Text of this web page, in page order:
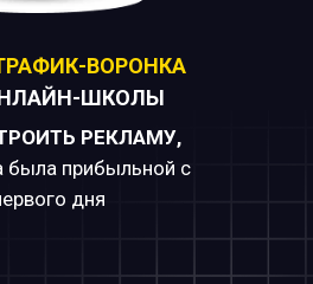
РЕКЛАМУ,
была прибыльной с
дня
ВОРОНКА
ШКОЛЫ